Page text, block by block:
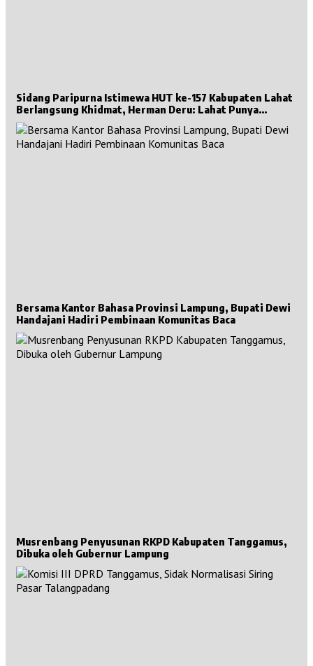
Sidang Paripurna Istimewa HUT ke-157 Kabupaten Lahat
Berlangsung Khidmat, Herman Deru: Lahat Punya
Sejarah Besar untuk Sumsel
Bersama Kantor Bahasa Provinsi Lampung, Bupati Dewi
Handajani Hadiri Pembinaan Komunitas Baca
Musrenbang Penyusunan RKPD Kabupaten Tanggamus,
Dibuka oleh Gubernur Lampung